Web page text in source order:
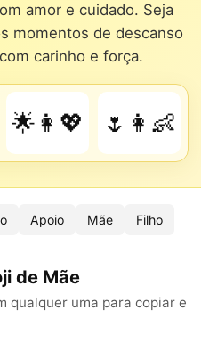
amor e cuidado. Seja
momentos de descanso
carinho e força.
🌟👩💖 🌷👩👶
Apoio Mãe Filho
de Mãe
qualquer uma para copiar e